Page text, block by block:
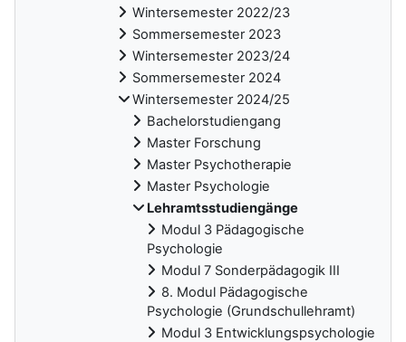
Wintersemester 2022/23
Sommersemester 2023
Wintersemester 2023/24
Sommersemester 2024
Wintersemester 2024/25
Bachelorstudiengang
Master Forschung
Master Psychotherapie
Master Psychologie
Lehramtsstudiengänge
Modul 3 Pädagogische
Psychologie
Modul 7 Sonderpädagogik III
8. Modul Pädagogische
Psychologie (Grundschullehramt)
Modul 3 Entwicklungspsychologie